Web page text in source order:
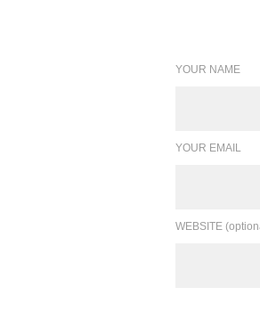
YOUR NAME
YOUR EMAIL
WEBSITE